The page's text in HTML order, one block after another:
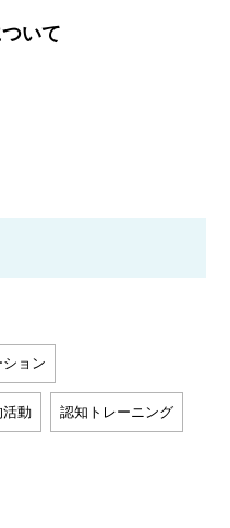
いて
ション
活動 認知トレーニング